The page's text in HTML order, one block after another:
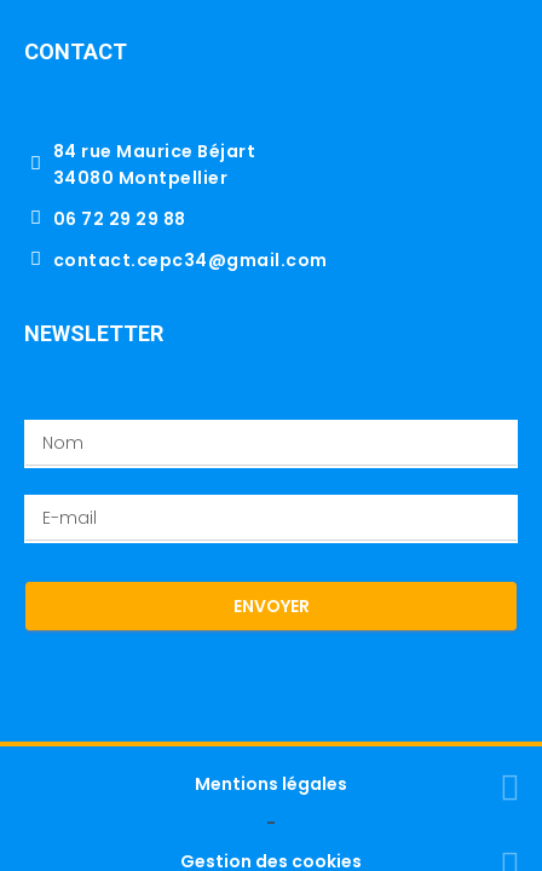
CONTACT
84 rue Maurice Béjart
34080 Montpellier
06 72 29 29 88
contact.cepc34@gmail.com
NEWSLETTER
ENVOYER
Mentions légales
-
Gestion des cookies